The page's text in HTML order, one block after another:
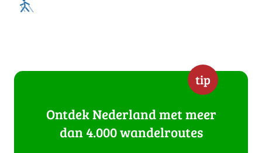
tip
Ontdek Nederland met meer
dan 4.000 wandelroutes